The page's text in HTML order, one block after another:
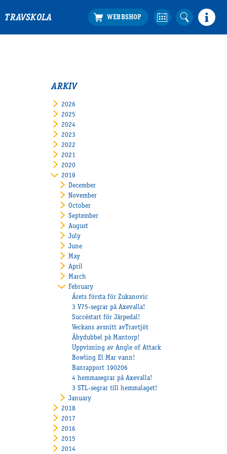
TRAVSKOLA
ARKIV
2026
2025
2024
2023
2022
2021
2020
2019
December
November
October
September
August
July
June
May
April
March
February
Årets första för Zukanovic
3 V75-segrar på Axevalla!
Succéstart för Järpedal!
Veckans avsnitt avTravtjöt
Åbydubbel på Mantorp!
Uppvisning av Angle of Attack
Bowling El Mar vann!
Banrapport 190206
4 hemmasegrar på Axevalla!
3 STL-segrar till hemmalaget!
January
2018
2017
2016
2015
2014